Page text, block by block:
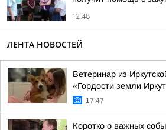
12:48
ЛЕНТА НОВОСТЕЙ
Ветеринар из
«Гордости земли
17:47
Коротко о важных